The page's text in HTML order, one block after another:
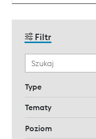
Filtr
Type
Tematy
Poziom